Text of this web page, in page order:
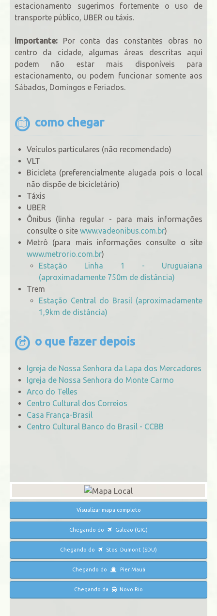
estacionamento sugerimos fortemente o uso de
transporte público, UBER ou táxis.
Importante: Por conta das constantes obras no
centro da cidade, algumas áreas descritas aqui
podem não estar mais disponíveis para
estacionamento, ou podem funcionar somente aos
Sábados, Domingos e Feriados.
como chegar
Veículos particulares (não recomendado)
VLT
Bicicleta (preferencialmente alugada pois o local
não dispõe de bicicletário)
Táxis
UBER
Ônibus (linha regular - para mais informações
consulte o site www.vadeonibus.com.br)
Metrô (para mais informações consulte o site
www.metrorio.com.br)
Estação Linha 1 - Uruguaiana
(aproximadamente 750m de distância)
Trem
Estação Central do Brasil (aproximadamente
1,9km de distância)
o que fazer depois
Igreja de Nossa Senhora da Lapa dos Mercadores
Igreja de Nossa Senhora do Monte Carmo
Arco do Telles
Centro Cultural dos Correios
Casa França-Brasil
Centro Cultural Banco do Brasil - CCBB
Visualizar mapa completo
Chegando do Galeão (GIG)
Chegando do Stos. Dumont (SDU)
Chegando do Pier Mauá
Chegando da Novo Rio